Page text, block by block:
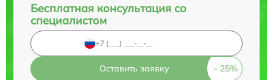
Бесплатная консультация со
специалистом
Оставить заявку